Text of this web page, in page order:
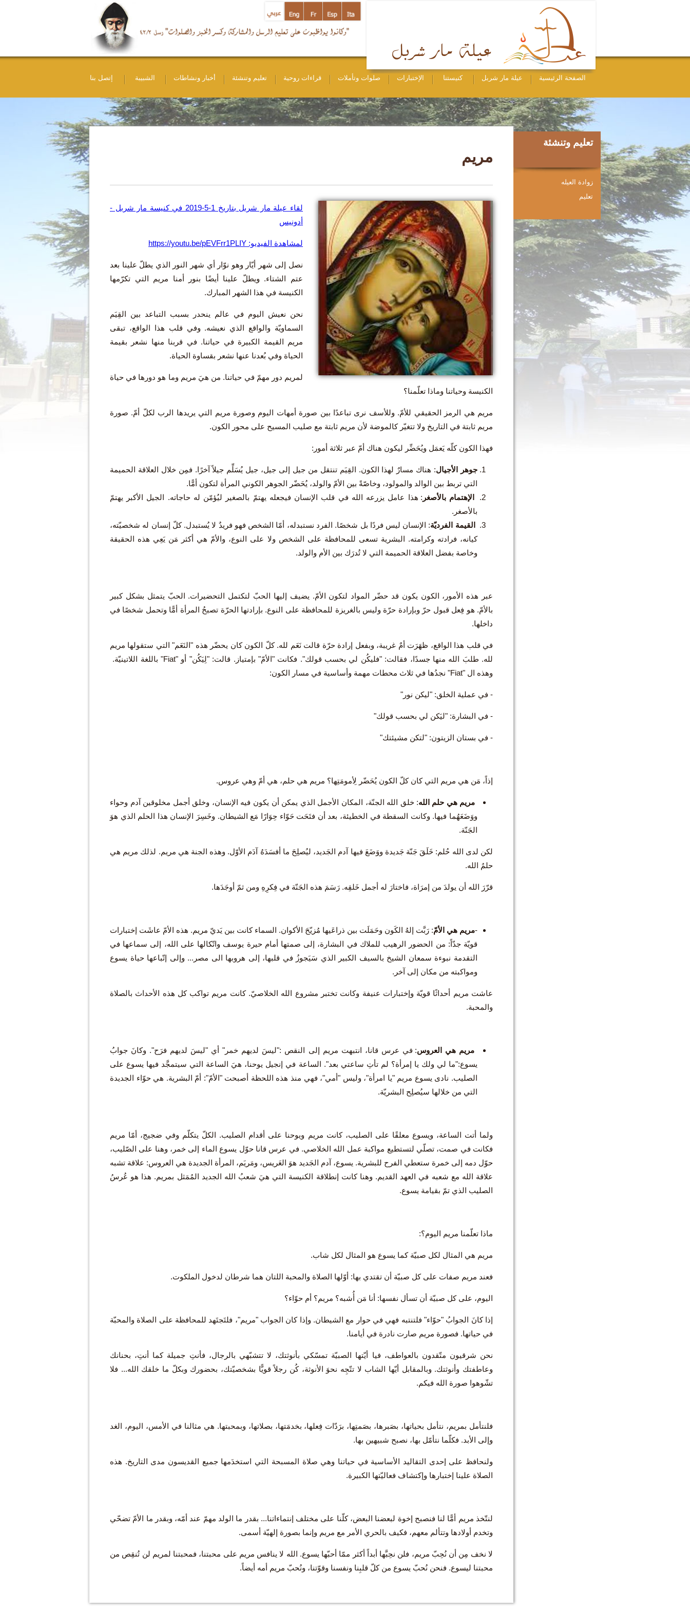
الصفحة الرئيسية عيلة مار شربل كنيستنا الإختبارات صلوات وتأملات قراءات روحية تعليم وتنشئة أخبار ونشاطات الشبيبة إتصل بنا
مريم
لقاء عيلة مار شربل بتاريخ 1-5-2019 في كنيسة مار شربل -
أدونيس
لمشاهدة الفيديو: https://youtu.be/pEVFrr1PLIY
نصل إلى شهر أيّار وهو نوّار أي شهر النور الذي يطلّ علينا بعد
عتم الشتاء. ويطلّ علينا أيضًا بنور أمنا مريم التي تكرّمها
الكنيسة في هذا الشهر المبارك.
نحن نعيش اليوم في عالم ينحدر بسبب التباعد بين القِيَم
السماويّة والواقع الذي نعيشه. وفي قلب هذا الواقع، تبقى
مريم القيمة الكبيرة في حياتنا. في قربنا منها نشعر بقيمة
الحياة وفي بُعدنا عنها نشعر بقساوة الحياة.
لمريم دور مهمّ في حياتنا. من هيَ مريم وما هو دورها في حياة
الكنيسة وحياتنا وماذا تعلّمنا؟
مريم هي الرمز الحقيقي للأمّ. وللأسف نرى تباعدًا بين صورة أمهات اليوم وصورة مريم التي يريدها الرب لكلّ أمّ. صورة
مريم ثابتة في التاريخ ولا تتغيّر كالموضة لأن مريم ثابتة مع صليب المسيح على محور الكون.
فهذا الكون كلّه يَعمَل ويُحَضِّر ليكون هناك أمّ عبر ثلاثة أمور:
جوهر الأجيال: هناك مسارٌ لهذا الكون. القِيَم تنتقل من جيل إلى جيل، جيل يُسَلِّم جيلاً آخرًا. فمِن خلال العلاقة الحميمة
التي تربط بين الوالد والمولود، وخاصّةً بين الأمّ والولد، يُحَضّر الجوهر الكوني المرأة لتكون أمًّا.
الإهتمام بالأصغر : هذا عامل يزرعه الله في قلب الإنسان فيجعله يهتمّ بالصغير ليُؤمّن له حاجاته. الجيل الأكبر يهتمّ
بالأصغر.
القيمة الفرديّة: الإنسان ليس فردًا بل شخصًا. الفرد نستبدله، أمّا الشخص فهو فريدٌ لا يُستبدل. كلّ إنسان له شخصيّته،
كيانه، فرادته وكرامته. البشرية تسعى للمحافظة على الشخص ولا على النوع، والأمّ هي أكثر مَن يَعِي هذه الحقيقة
وخاصة بفضل العلاقة الحميمة التي لا تُدرَك بين الأم والولد.
عبر هذه الأمور، الكون يكون قد حضّر المواد لتكون الأمّ. يضيف إليها الحبّ لتكتمل التحضيرات. الحبّ يتمثل بشكل كبير
بالأمّ. هو فِعل قبول حرّ وبإرادة حرّة وليس بالغريزة للمحافظة على النوع. بإرادتها الحرّة تصبحُ المرأة أمًّا وتحمل شخصًا في
داخلها.
في قلب هذا الواقع، ظهَرَت أمٌ غريبة، وبفعل إرادة حرّة قالت نَعَم لله. كلّ الكون كان يحضّر هذه "النَعَم" التي ستقولها مريم
لله. طلبَ الله منها جسدًا، فقالت: "فليكُن لي بحسب قولك". فكانت "الأمّ" بإمتياز. قالت: "لِيَكُن" أو "Fiat" باللغة اللاتينيّة.
وهذه ال "Fiat" نجدُها في ثلاث محطات مهمة وأساسية في مسار الكون:
- في عملية الخلق: "ليكن نور"
- في البشارة: "ليَكن لي بحسب قولك"
- في بستان الزيتون: "لتكن مشيئتك"
إذاً، مَن هي مريم التي كان كلّ الكون يُحَضّر لِأمومَتِها؟ مريم هي حلم، هي أمّ وهي عروس.
مريم هي حلم الله: خلق الله الجنّة، المكان الأجمل الذي يمكن أن يكون فيه الإنسان، وخلق أجمل مخلوقين آدم وحواء
ووَضَعَهُما فيها. وكانت السقطة في الخطيئة، بعد أن فتَحَت حَوّاء حِوَارًا مَع الشيطان. وخَسِرَ الإنسان هذا الحلم الذي هوَ
الجَنّة.
لكن لدى الله حُلم: خَلَقَ جَنّة جَديدة ووَضَعَ فيها آدم الجَديد، ليُصلِحَ ما أفسَدَهُ آدَم الأوّل. وهذه الجنة هي مريم. لذلك مريم هي
حلمُ الله.
قرّرَ الله أن يولدَ من إمرَاة، فاختارَ له أجمل خَلقِه. رَسَمَ هذه الجَنّة في فِكرِهِ ومن ثمّ أوجَدَها.
-مريم هي الأمّ: رَبَّت إلهُ الكَون وحَمَلَت بين ذراعَيها مُزيّحَ الأكوان. السماء كانت بين يَديّ مريم. هذه الأمّ عاشَت إختبارات
قويّة جدّاً: من الحضور الرهيب للملاك في البشارة، إلى صمتها أمام حيرة يوسف واتّكالها على الله، إلى سماعها في
التقدمة نبوءة سمعان الشيخ بالسيف الكبير الذي سَيَجوزُ في قلبها، إلى هروبها الى مصر... وإلى إتّباعها حياة يسوع
ومواكبته من مكان إلى آخر.
عاشت مريم أحداثًا قويّة وإختبارات عنيفة وكانت تختبر مشروع الله الخلاصيّ. كانت مريم تواكب كل هذه الأحداث بالصلاة
والمحبة.
مريم هي العروس: في عرس قانا، انتبهت مريم إلى النقص :"ليسَ لديهم خمر" أي "ليسَ لديهم فرَح". وكانَ جوابُ
يسوع:"ما لي ولك يا إمرأة؟ لم تأتِ ساعتي بعد". الساعة في إنجيل يوحنا، هيَ الساعة التي سيتمجَّد فيها يسوع على
الصليب. نادى يسوع مريم "يا امرأة"، وليس "أمي"، فهي منذ هذه اللحظة أصبحت "الأمّ": أمّ البشرية. هي حوّاء الجديدة
التي من خلالها سيُصلِح البشريّة.
ولما أتت الساعة، ويسوع معلقًا على الصليب، كانت مريم ويوحنا على أقدام الصليب. الكلّ يتكلّم وفي ضجيج، أمّا مريم
فكانت في صمت، تصلّي لتستطيع مواكبة عمل الله الخلاصي. في عرس قانا حوّل يسوع الماء إلى خمر، وهنا على الصّليب،
حوّل دمه إلى خمرة ستعطي الفرح للبشرية. يسوع، آدم الجَديد هوَ العَريس، ومَريَم، المرأة الجديدة هي العروس: علاقة تشبه
علاقة الله مع شعبه في العهد القديم. وهنا كانت إنطلاقة الكنيسة التي هيَ شعبُ الله الجديد المُمَثل بمريم. هذا هو عُرسُ
الصليب الذي تمّ بقيامة يسوع.
ماذا تعلّمنا مريم اليوم؟:
مريم هي المثال لكل صبيّة كما يسوع هو المثال لكل شاب.
فعند مريم صفات على كل صبيّة أن تقتدي بها: أوّلها الصلاة والمحبة اللتان هما شرطان لدخول الملكوت.
اليوم، على كل صبيّة أن تسأل نفسها: أنا مَن أُشبه؟ مريم؟ أم حوّاء؟
إذا كانَ الجوابُ "حوّاء" فلتنتبه فهي في حوار مع الشيطان. وإذا كان الجواب "مريم"، فلتَجتَهد للمحافظة على الصلاة والمحبّة
في حياتها. فصورة مريم صارت نادرة في أيامنا.
نحن شرقيون متّقدون بالعواطف، فيا أيّتها الصبيّة تمسّكي بأنوثتك، لا تتشبّهي بالرجال، فأنتِ جميلة كما أنتِ، بحنانك
وعاطفتك وأنوثتك. وبالمقابل أيّها الشاب لا تتّجِه نحوَ الأنوثة، كُن رجلاً قويًّا بشخصيّتك، بحضورك وبكلّ ما خلقك الله... فلا
تشّوهوا صورة الله فيكم.
فلنتأمل بمريم، نتأمل بحياتها، بصَبرها، بصَمتِها، برَدّات فِعلها، بخدمَتها، بصلاتها، وبمحبتها. هي مثالنا في الأمس، اليوم، الغد
وإلى الأبد. فكلّما نتأمّل بها، نصبح شبيهين بها.
ولنحافظ على إحدى التقاليد الأساسية في حياتنا وهي صلاة المسبحة التي استخدَمها جميع القديسون مدى التاريخ. هذه
الصلاة علينا إختبارها وإكتشاف فعاليّتها الكبيرة.
لنتّخذ مريم أمًّا لنا فنصبح إخوة لبعضنا البعض، كلّنا على مختلف إنتماءاتنا... بقدر ما الولد مهمّ عند أمّه، وبقدر ما الأمّ تضحّي
وتخدم أولادها وتتألم معهم، فكيف بالحري الأمر مع مريم وإنما بصورة إلهيّة أسمى.
لا نخف مِن أن نُحِبّ مريم، فلن نحِبَّها أبداً أكثر ممّا أحبّها يسوع. الله لا ينافس مريم على محبتنا، فمحبتنا لمريم لن تُنقِص من
محبتنا ليسوع. فنحن نُحبّ يسوع من كلّ قلبِنا ونفسنا وقوّتنا، ونُحبّ مريم أمه أيضاً.
تعليم وتنشئة
زوادة العيله
ﺗﻌﻠﻴﻢ